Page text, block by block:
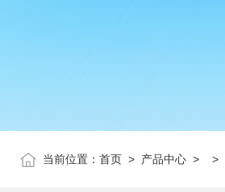
当前位置： 首页 > 产品中心 > >